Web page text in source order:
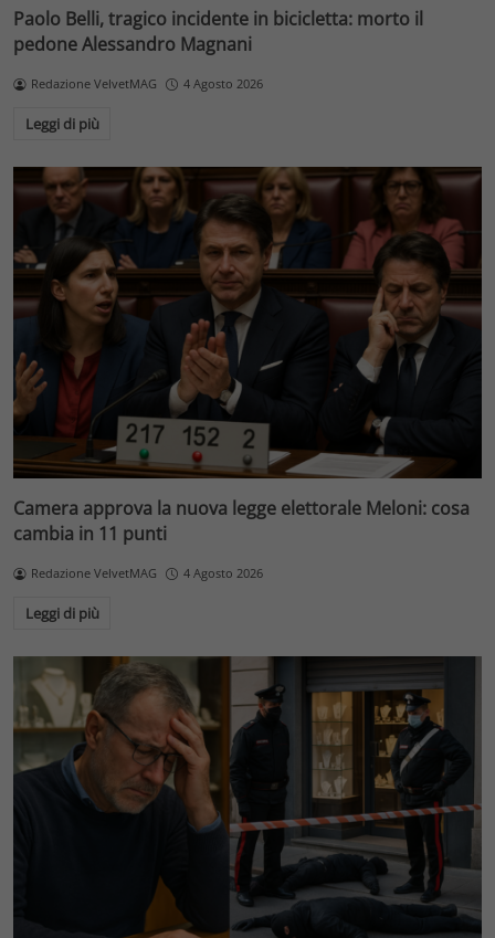
Paolo Belli, tragico incidente in bicicletta: morto il
pedone Alessandro Magnani
Redazione VelvetMAG 4 Agosto 2026
Leggi di più
Camera approva la nuova legge elettorale Meloni: cosa
cambia in 11 punti
Redazione VelvetMAG 4 Agosto 2026
Leggi di più